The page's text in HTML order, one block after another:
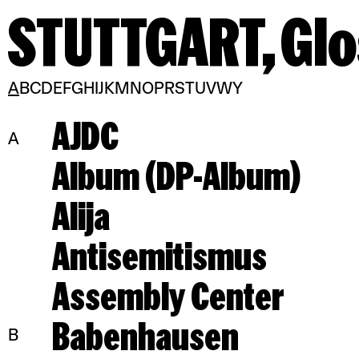
STUTTGART,
ABCDEFGHIJKMNOPRSTUVWY
A
AJDC
Album (DP-Album)
Alija
Antisemitismus
Assembly Center
B
Babenhausen